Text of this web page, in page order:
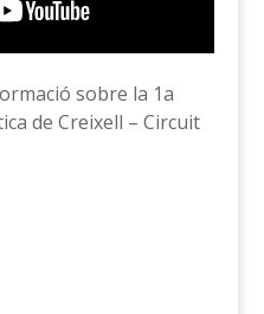
sobre la 1a
de Creixell – Circuit